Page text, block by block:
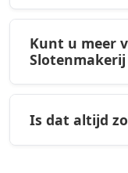
Kunt u meer
Slotenmakerij
Is dat altijd